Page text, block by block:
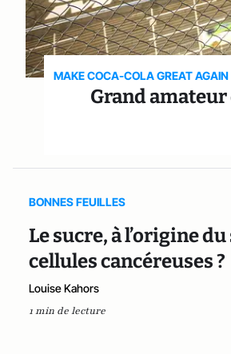
MAKE COCA-COLA GREAT AGAIN
Grand
BONNES FEUILLES
Le sucre, à l’origine
cellules cancéreuses ?
Louise Kahors
1 min de lecture